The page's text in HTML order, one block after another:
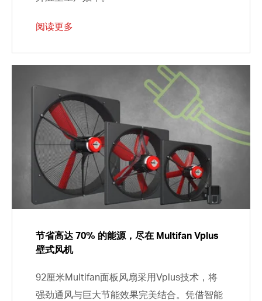
阅读更多
节省高达 70% 的能源，尽在 Multifan Vplus
壁式风机
92厘米Multifan面板风扇采用Vplus技术，将
强劲通风与巨大节能效果完美结合。凭借智能